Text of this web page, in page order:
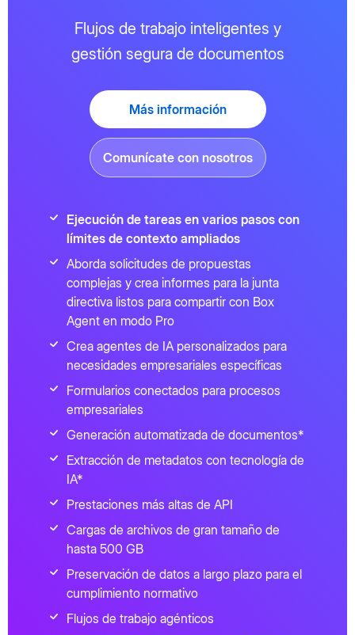
Flujos de trabajo inteligentes y
gestión segura de documentos
Más información
Comunícate con nosotros
Ejecución de tareas en varios pasos con
límites de contexto ampliados
Aborda solicitudes de propuestas
complejas y crea informes para la junta
directiva listos para compartir con Box
Agent en modo Pro
Crea agentes de IA personalizados para
necesidades empresariales específicas
Formularios conectados para procesos
empresariales
Generación automatizada de documentos*
Extracción de metadatos con tecnología de
IA*
Prestaciones más altas de API
Cargas de archivos de gran tamaño de
hasta 500 GB
Preservación de datos a largo plazo para el
cumplimiento normativo
Flujos de trabajo agénticos